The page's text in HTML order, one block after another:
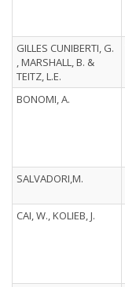
GILLES CUNIBERTI, G.
, MARSHALL, B. &
TEITZ, L.E.
BONOMI, A.
SALVADORI,M.
CAI, W., KOLIEB, J.